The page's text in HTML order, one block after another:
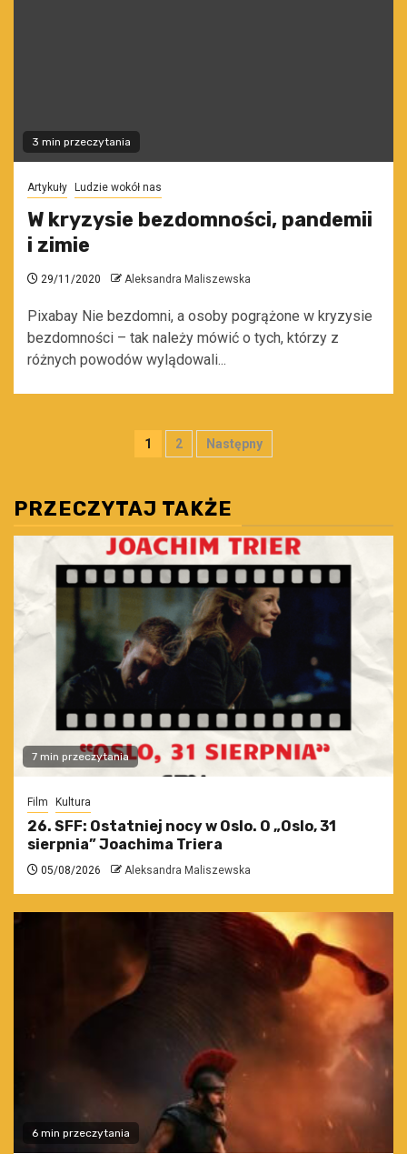
3 min przeczytania
Artykuły Ludzie wokół nas
W kryzysie bezdomności, pandemii
i zimie
29/11/2020 Aleksandra Maliszewska
Pixabay Nie bezdomni, a osoby pogrążone w kryzysie
bezdomności – tak należy mówić o tych, którzy z
różnych powodów wylądowali...
Stronicowanie
1 2 Następny
PRZECZYTAJ TAKŻE
7 min przeczytania
Film Kultura
26. SFF: Ostatniej nocy w Oslo. O „Oslo, 31
sierpnia” Joachima Triera
05/08/2026 Aleksandra Maliszewska
6 min przeczytania